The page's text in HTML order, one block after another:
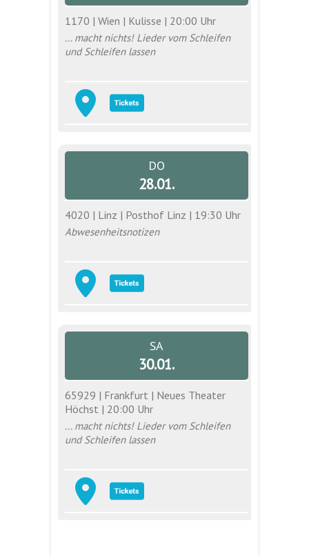
1170 | Wien | Kulisse | 20:00 Uhr
... macht nichts! Lieder vom Schleifen
und Schleifen lassen
DO
28.01.
4020 | Linz | Posthof Linz | 19:30 Uhr
Abwesenheitsnotizen
SA
30.01.
65929 | Frankfurt | Neues Theater
Höchst | 20:00 Uhr
... macht nichts! Lieder vom Schleifen
und Schleifen lassen